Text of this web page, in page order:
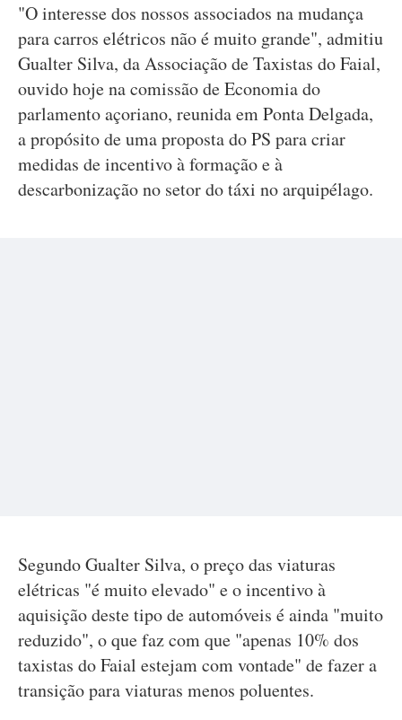
"O interesse dos nossos associados na mudança
para carros elétricos não é muito grande", admitiu
Gualter Silva, da Associação de Taxistas do Faial,
ouvido hoje na comissão de Economia do
parlamento açoriano, reunida em Ponta Delgada,
a propósito de uma proposta do PS para criar
medidas de incentivo à formação e à
descarbonização no setor do táxi no arquipélago.
Segundo Gualter Silva, o preço das viaturas
elétricas "é muito elevado" e o incentivo à
aquisição deste tipo de automóveis é ainda "muito
reduzido", o que faz com que "apenas 10% dos
taxistas do Faial estejam com vontade" de fazer a
transição para viaturas menos poluentes.